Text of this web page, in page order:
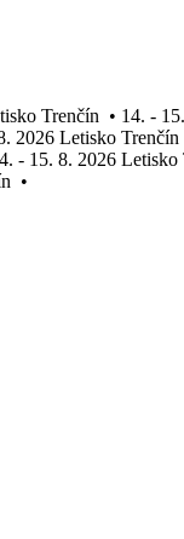
Trenčín • 14. -
2026 Letisko Trenčín
- 15. 8. 2026 Letisko
•